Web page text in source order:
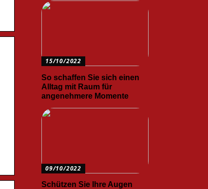
15/10/2022
So schaffen Sie sich einen
Alltag mit Raum für
angenehmere Momente
09/10/2022
Schützen Sie Ihre Augen